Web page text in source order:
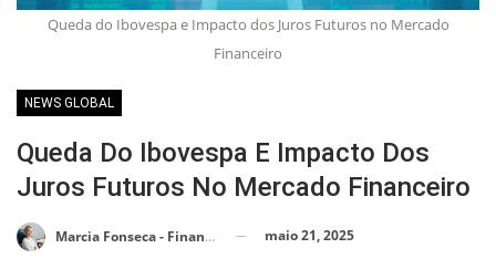
Queda do Ibovespa e Impacto dos Juros Futuros no Mercado
Financeiro
NEWS GLOBAL
Queda Do Ibovespa E Impacto Dos
Juros Futuros No Mercado Financeiro
Marcia Fonseca - Financial Consultant maio 21, 2025